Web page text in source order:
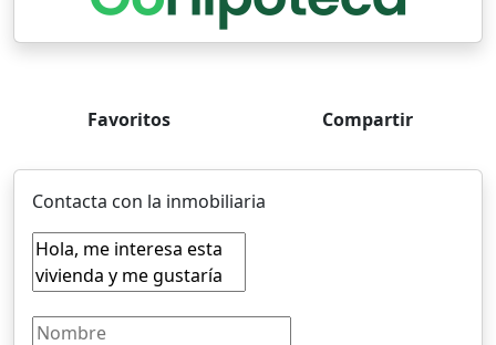
Favoritos Compartir
Contacta con la inmobiliaria